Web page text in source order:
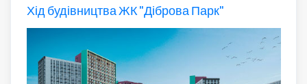
Хід будівництва ЖК "Діброва Парк"